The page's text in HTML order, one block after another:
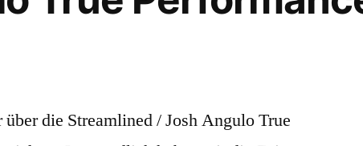
die Streamlined / Josh Angulo True